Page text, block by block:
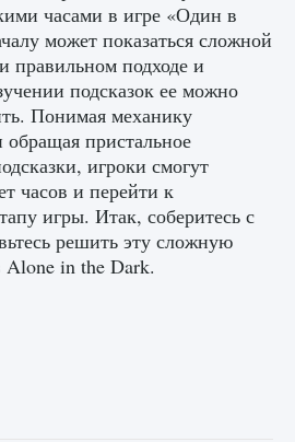
заклинание Крист в
1 393 0
часами в игре «Один в
может показаться сложной
правильном подходе и
подсказок ее можно
Понимая механику
пристальное
игроки смогут
часов и перейти к
игры. Итак, соберитесь с
решить эту сложную
Alone in the Dark.